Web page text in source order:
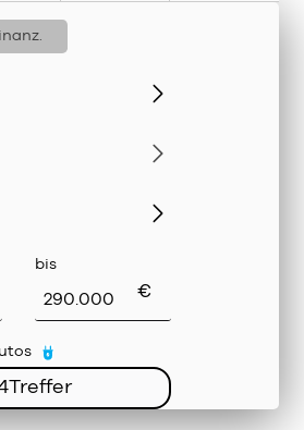
bis
‌€
Treffer